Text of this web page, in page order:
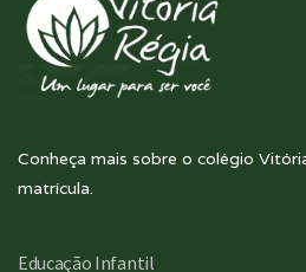
Conheça mais sobre o colégio
matrícula.
Educação Infantil